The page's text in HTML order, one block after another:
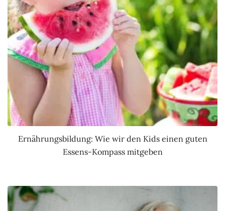
Ernährungsbildung: Wie wir den Kids einen guten
Essens-Kompass mitgeben